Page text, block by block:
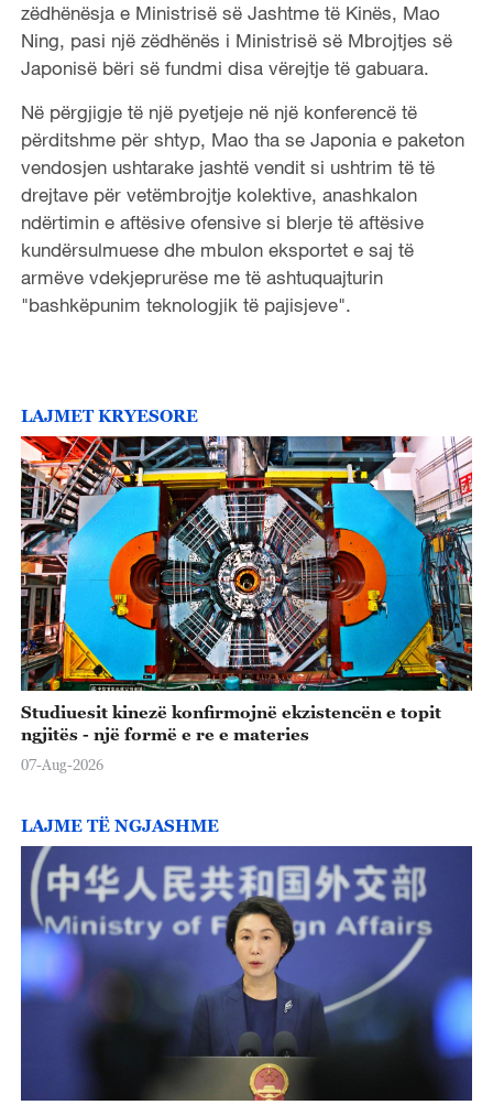
zëdhënësja e Ministrisë së Jashtme të Kinës, Mao
Ning, pasi një zëdhënës i Ministrisë së Mbrojtjes së
Japonisë bëri së fundmi disa vërejtje të gabuara.
Në përgjigje të një pyetjeje në një konferencë të
përditshme për shtyp, Mao tha se Japonia e paketon
vendosjen ushtarake jashtë vendit si ushtrim të të
drejtave për vetëmbrojtje kolektive, anashkalon
ndërtimin e aftësive ofensive si blerje të aftësive
kundërsulmuese dhe mbulon eksportet e saj të
armëve vdekjeprurëse me të ashtuquajturin
"bashkëpunim teknologjik të pajisjeve".
LAJMET KRYESORE
Studiuesit kinezë konfirmojnë ekzistencën e topit
ngjitës - një formë e re e materies
07-Aug-2026
LAJME TË NGJASHME